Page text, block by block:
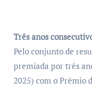
Três anos
Pelo conjunto de
premiada por três
2025) com o Prêmio